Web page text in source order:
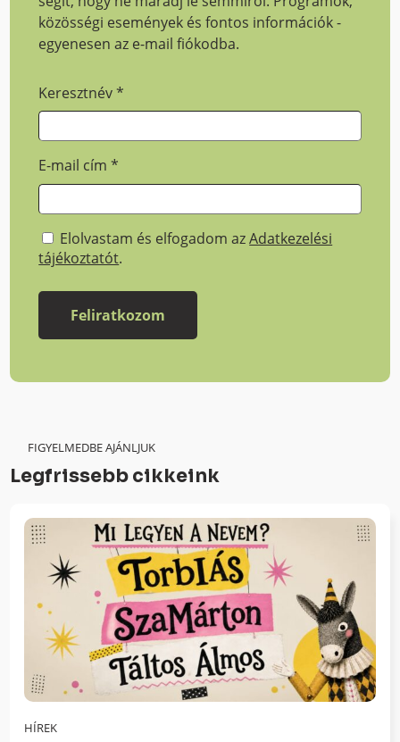
közösségi események és fontos információk -
egyenesen az e-mail fiókodba.
Keresztnév*
E-mail cím*
Elolvastam és elfogadom azAdatkezelési
tájékoztatót.
FIGYELMEDBE AJÁNLJUK
Legfrissebb cikkeink
HÍREK